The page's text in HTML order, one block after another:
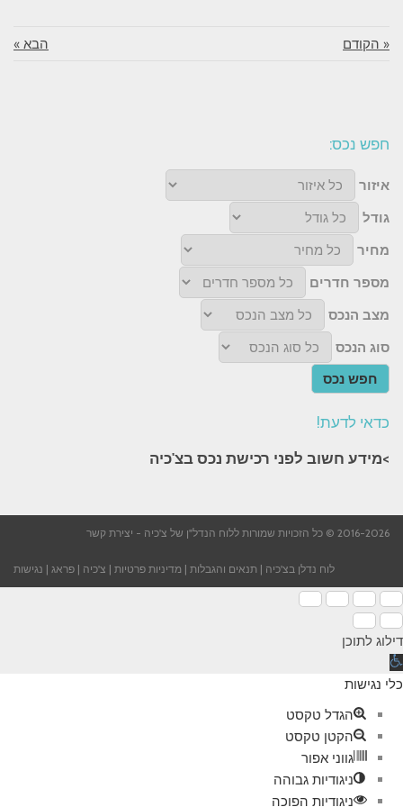
« הקודם הבא »
חפש נכס:
איזור
גודל
מחיר
מספר חדרים
מצב הנכס
סוג הנכס
חפש נכס
כדאי לדעת!
>מידע חשוב לפני רכישת נכס בצ'כיה​
2016-2026 © כל הזכויות שמורות ללוח הנדל"ן של צ'כיה - יצירת קשר
לוח נדלן בצ'כיה | תנאים והגבלות | מדיניות פרטיות | צ'כיה | פראג | נגישות
דילוג לתוכן
פתח
סרגל
כלי נגישות
הגדל טקסט
הקטן טקסט
גווני אפור
ניגודיות גבוהה
ניגודיות הפוכה